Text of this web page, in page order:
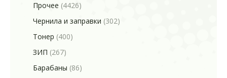
Прочее (4426)
Чернила и заправки (302)
Тонер (400)
ЗИП (267)
Барабаны (86)